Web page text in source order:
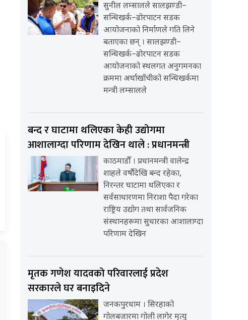
सुनील लम्सालले सालझण्डी–
सन्धिखर्क–ढोरपाटन सडक
आयोजनाको निर्माणले गति लिने
बताएका छन् । सालझण्डी–
सन्धिखर्क–ढोरपाटन सडक
आयोजनाको स्थलगत अनुगमनका
क्रममा अर्घाखाँचीको सन्धिखर्कमा
मन्त्री लम्सालले
बन्द र घाटामा थलिएका केही उद्योगमा
आशालाग्दा परिणाम देखिन थाले : प्रधानमन्त्री
काठमाडौँ । प्रधानमन्त्री वालेन्द्र
शाहले वर्षौंदेखि बन्द रहेका,
निरन्तर घाटामा थलिएका र
सर्वसाधारणमा निराशा पैदा गरेका
राष्ट्रिय उद्योग तथा सार्वजनिक
संस्थानहरूमा सुधारका आशालाग्दा
परिणाम देखिन
मृतक गणेश यादवको परिवारलाई प्रदेश
सरकारले घर बनाइदिने
जनकपुरधाम । सिरहाको
गोलबजारमा गोली लागेर मृत्यु